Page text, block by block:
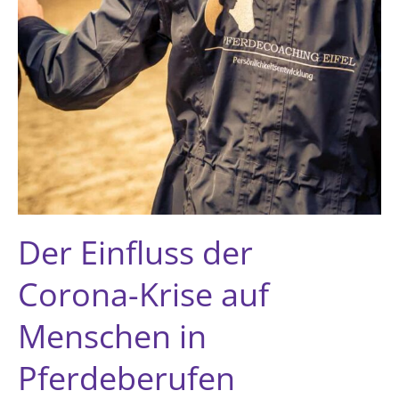
Der Einfluss der
Corona-Krise auf
Menschen in
Pferdeberufen